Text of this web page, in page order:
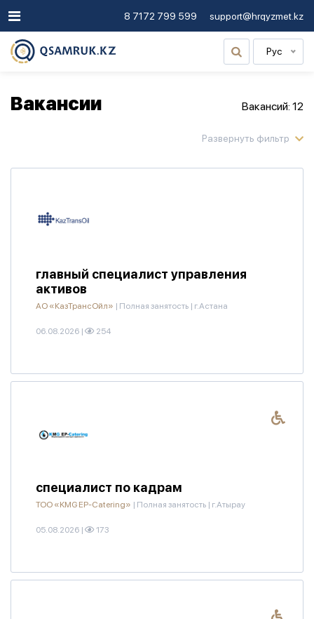
8 7172 799 599 support@hrqyzmet.kz
Рус
Вакансии Вакансий: 12
главный специалист управления
активов
АО «КазТрансОйл» | Полная занятость | г.Астана
06.08.2026 | 254
специалист по кадрам
ТОО «KMG EP-Catering» | Полная занятость | г.Атырау
05.08.2026 | 173